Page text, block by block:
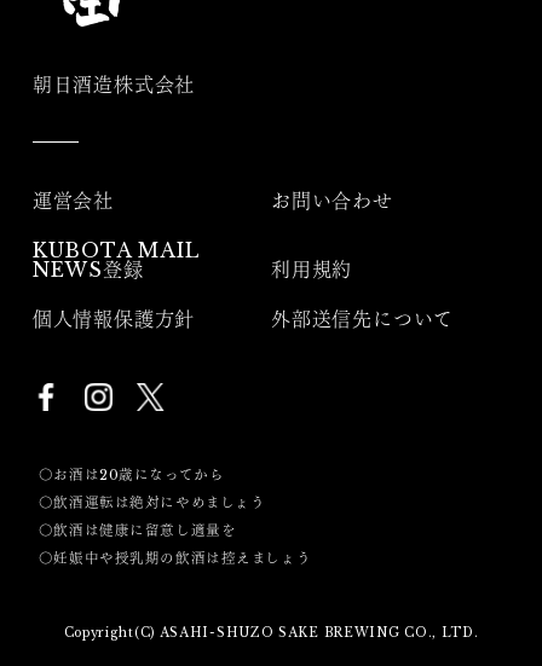
朝日酒造株式会社
運営会社 お問い合わせ
KUBOTA MAIL
NEWS登録
利用規約
個人情報保護方針 外部送信先について
〇お酒は20歳になってから
〇飲酒運転は絶対にやめましょう
〇飲酒は健康に留意し適量を
〇妊娠中や授乳期の飲酒は控えましょう
Copyright(C) ASAHI-SHUZO SAKE BREWING CO., LTD.